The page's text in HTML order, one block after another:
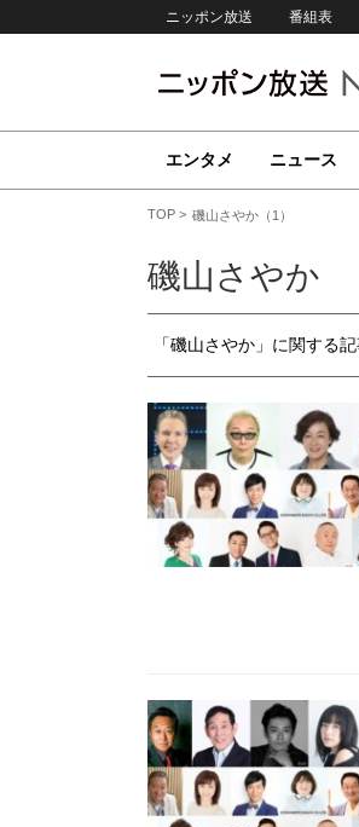
ニッポン放送 番組表
エンタメ ニュース
TOP 磯山さやか（1）
磯山さやか
「磯山さやか」に関する